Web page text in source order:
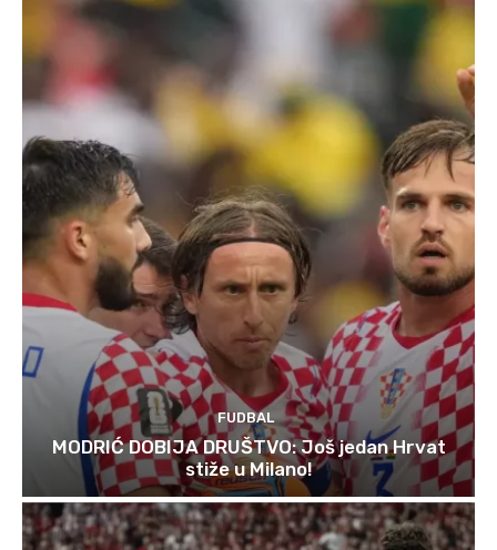
FUDBAL
MODRIĆ DOBIJA DRUŠTVO: Još jedan Hrvat
stiže u Milano!